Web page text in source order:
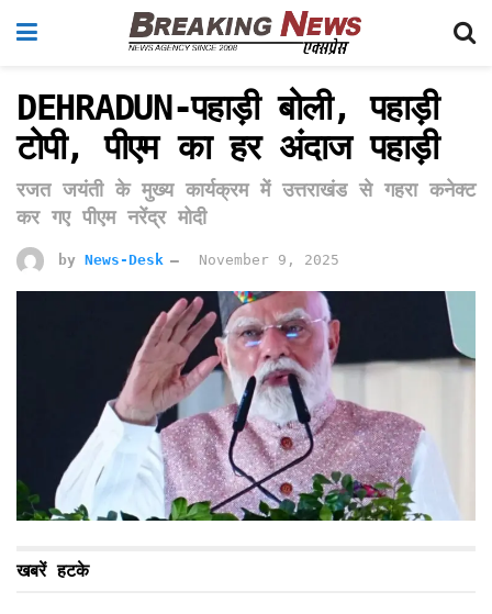
DEHRADUN-पहाड़ी बोली, पहाड़ी
टोपी, पीएम का हर अंदाज पहाड़ी
रजत जयंती के मुख्य कार्यक्रम में उत्तराखंड से गहरा कनेक्ट
कर गए पीएम नरेंद्र मोदी
by News-Desk November 9, 2025
खबरें हटके